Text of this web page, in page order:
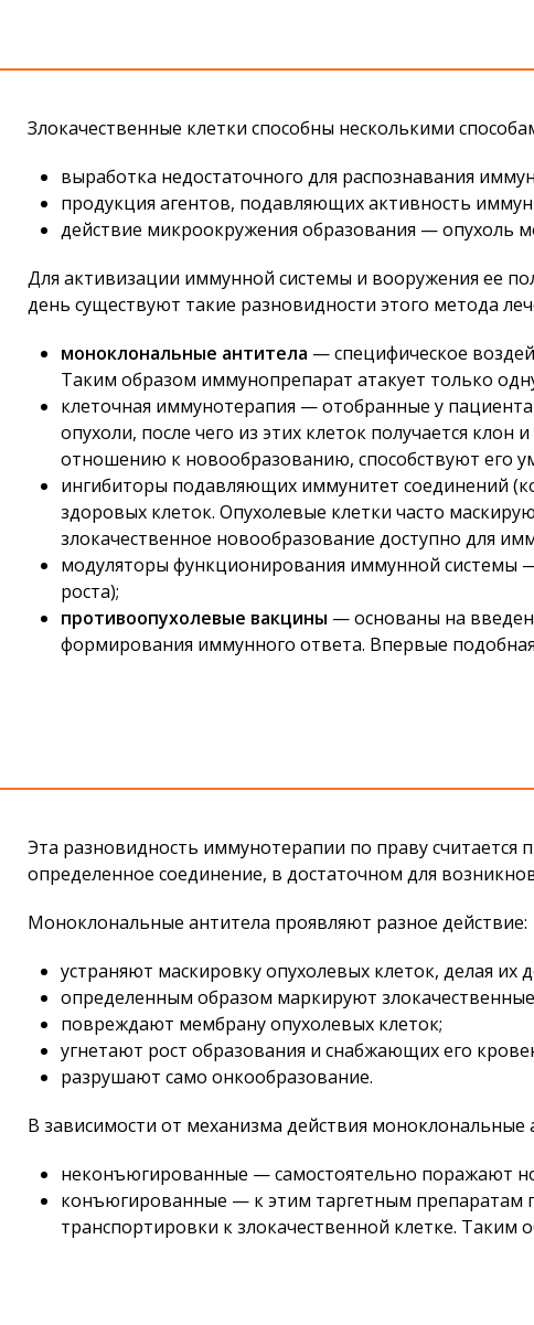
Злокачественные клетки способны несколькими
выработка недостаточного для распознавания
продукция агентов, подавляющих активность
действие микроокружения образования —
Для активизации иммунной системы и вооружения ее
день существуют такие разновидности этого метода
моноклональные антитела — специфическое
Таким образом иммунопрепарат атакует только
клеточная иммунотерапия — отобранные у
опухоли, после чего из этих клеток получается
отношению к новообразованию, способствуют его
ингибиторы подавляющих иммунитет соединений
здоровых клеток. Опухолевые клетки часто
злокачественное новообразование доступно для
модуляторы функционирования иммунной системы
роста);
противоопухолевые вакцины — основаны на
формирования иммунного ответа. Впервые
Эта разновидность иммунотерапии по праву
определенное соединение, в достаточном для
Моноклональные антитела проявляют разное действие:
устраняют маскировку опухолевых клеток, делая
определенным образом маркируют
повреждают мембрану опухолевых клеток;
угнетают рост образования и снабжающих его
разрушают само онкообразование.
В зависимости от механизма действия
неконъюгированные — самостоятельно поражают
конъюгированные — к этим таргетным препаратам
транспортировки к злокачественной клетке.